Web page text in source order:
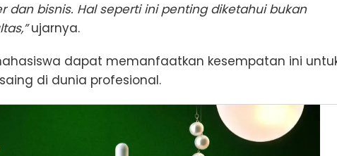
dan bisnis. Hal seperti ini penting diketahui bukan
ujarnya.
dapat memanfaatkan kesempatan ini
di dunia profesional.